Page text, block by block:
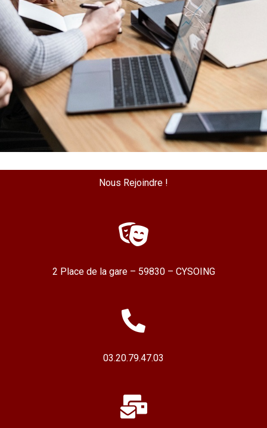
Nous Rejoindre !
2 Place de la gare – 59830 – CYSOING
03.20.79.47.03